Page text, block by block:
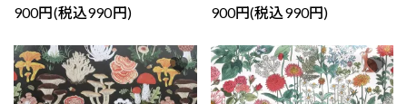
900円(税込990円) 900円(税込990円)
favorite favorite